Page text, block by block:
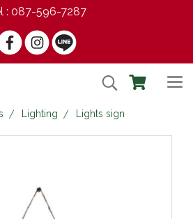
: 087-596-7287
Lighting Lights sign